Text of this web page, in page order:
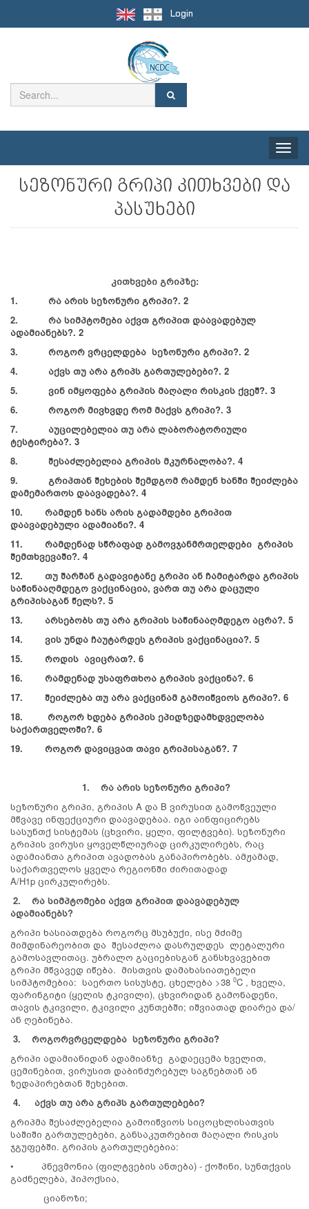
Login
Toggle
სეზონური გრიპი კითხვები და
პასუხები
კითხვები გრიპზე:
1. რა არის სეზონური გრიპი?. 2
2. რა სიმპტომები აქვთ გრიპით დაავადებულ
ადამიანებს?. 2
3. როგორ ვრცელდება სეზონური გრიპი?. 2
4. აქვს თუ არა გრიპს გართულებები?. 2
5. ვინ იმყოფება გრიპის მაღალი რისკის ქვეშ?. 3
6. როგორ მივხვდე რომ მაქვს გრიპი?. 3
7. აუცილებელია თუ არა ლაბორატორიული
ტესტირება?. 3
8. შესაძლებელია გრიპის მკურნალობა?. 4
9. გრიპთან შეხების შემდგომ რამდენ ხანში შეიძლება
დამემართოს დაავადება?. 4
10. რამდენ ხანს არის გადამდები გრიპით
დაავადებული ადამიანი?. 4
11. რამდენად სწრაფად გამოვჯანმრთელდები გრიპის
შემთხვევაში?. 4
12. თუ შარშან გადავიტანე გრიპი ან ჩამიტარდა გრიპის
საწინააღმდეგო ვაქცინაცია, ვართ თუ არა დაცული
გრიპისაგან წელს?. 5
13. არსებობს თუ არა გრიპის საწინააღმდეგო აცრა?. 5
14. ვის უნდა ჩაუტარდეს გრიპის ვაქცინაცია?. 5
15. როდის ავიცრათ?. 6
16. რამდენად უსაფრთხოა გრიპის ვაქცინა?. 6
17. შეიძლება თუ არა ვაქცინამ გამოიწვიოს გრიპი?. 6
18. როგორ ხდება გრიპის ეპიდზედამხდველობა
საქართველოში?. 6
19. როგორ დავიცვათ თავი გრიპისაგან?. 7
1. რაარის სეზონური გრიპი?
სეზონური გრიპი, გრიპის A და B ვირუსით გამოწვეული
მწვავე ინფექციური დაავადებაა. იგი აინფიცირებს
სასუნთქ სისტემას (ცხვირი, ყელი, ფილტვები). სეზონური
გრიპის ვირუსი ყოველწლიურად ცირკულირებს, რაც
ადამიანთა გრიპით ავადობას განაპირობებს. ამჟამად,
საქართველოს ყველა რეგიონში ძირითადად
A/H1p ცირკულირებს.
2. რა სიმპტომები აქვთ გრიპით დაავადებულ
ადამიანებს?
გრიპი ხასიათდება როგორც მსუბუქი, ისე მძიმე
მიმდინარეობით და შესაძლოა დასრულდეს ლეტალური
გამოსავლითაც. უბრალო გაციებისგან განსხვავებით
გრიპი მწვავედ იწება. მისთვის დამახასიათებელი
სიმპტომებია: საერთო სისუსტე, ცხელება >38 0C , ხველა,
ფარინგიტი (ყელის ტკივილი), ცხვირიდან გამონადენი,
თავის ტკივილი, ტკივილი კუნთებში; იშვიათად დიარეა და/
ან ღებინება.
3. როგორვრცელდება სეზონური გრიპი?
გრიპი ადამიანიდან ადამიანზე გადაეცემა ხველით,
ცემინებით, ვირუსით დაბინძურებულ საგნებთან ან
ზედაპირებთან შეხებით.
4.
აქვს თუ არა გრიპს გართულებები?
გრიპმა შესაძლებელია გამოიწვიოს სიცოცხლისათვის
საშიში გართულებები, განსაკუთრებით მაღალი რისკის
ჯგუფებში. გრიპის გართულებებია:
• პნევმონია (ფილტვების ანთება) - ქოშინი, სუნთქვის
გაძნელება, ჰიპოქსია,
ციანოზი;